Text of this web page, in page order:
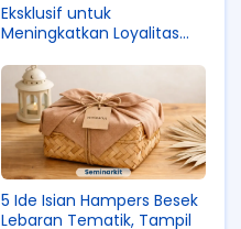
Eksklusif untuk
Meningkatkan Loyalitas
5 Ide Isian Hampers Besek
Lebaran Tematik, Tampil